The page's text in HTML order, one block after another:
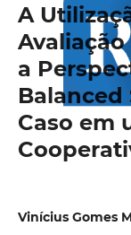
A
a
Balanced
Caso em
Vinícius Gomes